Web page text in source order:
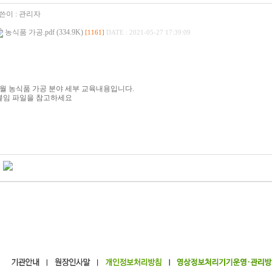
이 : 관리자
농식품 가공.pdf (334.9K) [1161] DATE : 2021-05-27 17:39:09
농식품 가공 분야 세부 교육내용입니다.
임 파일을 참고하세요